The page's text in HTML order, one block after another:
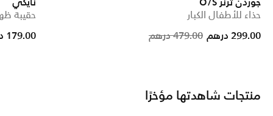
حذاء للأطفال الكبار
Price
479.00 درهم to
299.00 درهم
حقيبة
reduced from
to
179.00 درهم
منتجات شاهدتها مؤخرًا